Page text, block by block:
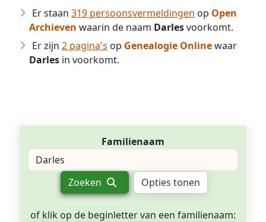
Er staan 319 persoonsvermeldingen op Open
Archieven waarin de naam Darlesvoorkomt.
Er zijn 2 pagina's op Genealogie Onlinewaar
Darles in voorkomt.
Familienaam
Zoeken Opties tonen
of klik op de beginletter van een familienaam: